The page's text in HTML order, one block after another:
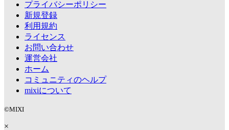
プライバシーポリシー
新規登録
利用規約
ライセンス
お問い合わせ
運営会社
ホーム
コミュニティのヘルプ
mixiについて
©MIXI
×